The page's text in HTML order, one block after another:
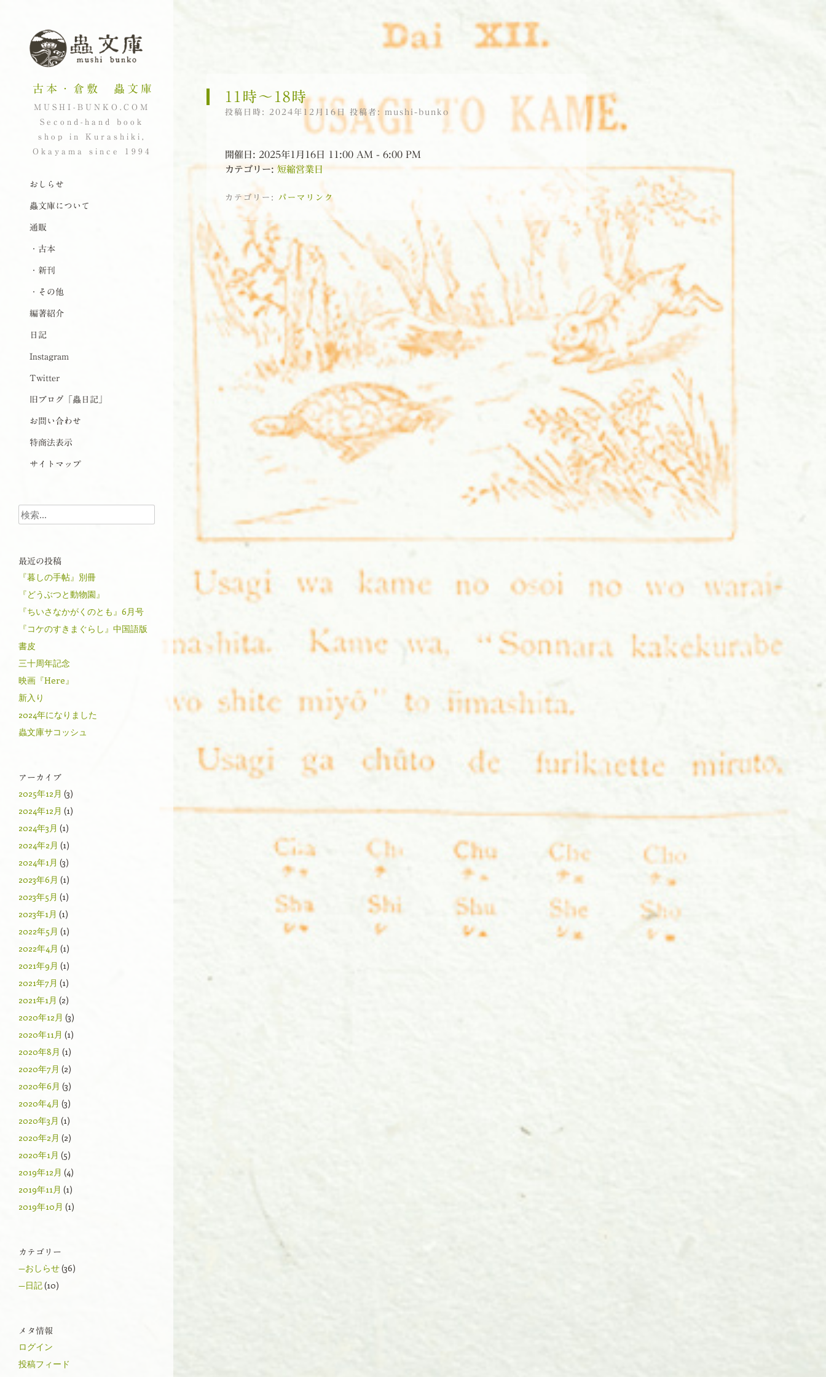
古本・倉敷 蟲文庫
MUSHI-BUNKO.COM
Second-hand book
shop in Kurashiki,
Okayama since 1994
ナビゲーション
コンテンツへスキップ
おしらせ
蟲文庫について
通販
・古本
・新刊
・その他
編著紹介
日記
Instagram
Twitter
旧ブログ「蟲日記」
お問い合わせ
特商法表示
サイトマップ
11時〜18時
投稿日時: 2024年12月16日 投稿者: mushi-bunko
開催日: 2025年1月16日 11:00 AM - 6:00 PM
カテゴリー: 短縮営業日
カテゴリー: パーマリンク
投稿ナビゲーション
検索
最近の投稿
『暮しの手帖』別冊
『どうぶつと動物園』
『ちいさなかがくのとも』6月号
『コケのすきまぐらし』中国語版
書皮
三十周年記念
映画『Here』
新入り
2024年になりました
蟲文庫サコッシュ
アーカイブ
2025年12月 (3)
2024年12月 (1)
2024年3月 (1)
2024年2月 (1)
2024年1月 (3)
2023年6月 (1)
2023年5月 (1)
2023年1月 (1)
2022年5月 (1)
2022年4月 (1)
2021年9月 (1)
2021年7月 (1)
2021年1月 (2)
2020年12月 (3)
2020年11月 (1)
2020年8月 (1)
2020年7月 (2)
2020年6月 (3)
2020年4月 (3)
2020年3月 (1)
2020年2月 (2)
2020年1月 (5)
2019年12月 (4)
2019年11月 (1)
2019年10月 (1)
カテゴリー
—おしらせ(36)
—日記(10)
メタ情報
ログイン
投稿フィード